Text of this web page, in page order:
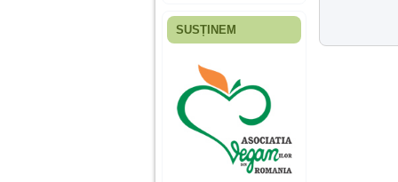
Fiica mea s-a nascut
ani, privind in urma
realizez cat de multe
greseli am facut in
educatia si cresterea
ei, am fost o mama
egoista, preocupata
de implinirea
profesionala, cand ea
era mica am neglijat-
SUSȚINEM